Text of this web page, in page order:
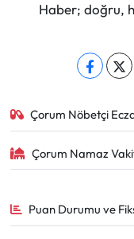
Haber; doğru,
Çorum Nöbetçi
Çorum Namaz
Puan Durumu ve